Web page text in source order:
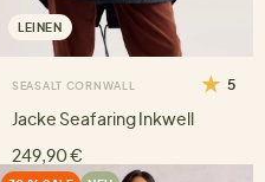
LEINEN
SEASALT CORNWALL 5
Jacke Seafaring Inkwell
249,90 €